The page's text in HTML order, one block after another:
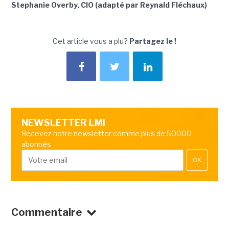
Stephanie Overby, CIO (adapté par Reynald Fléchaux)
Cet article vous a plu? Partagez le !
NEWSLETTER LMI
Recevez notre newsletter comme plus de 50000
abonnés
OK
Commentaire